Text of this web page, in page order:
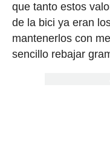
que tanto estos
de la bici ya eran
mantenerlos con
sencillo rebajar